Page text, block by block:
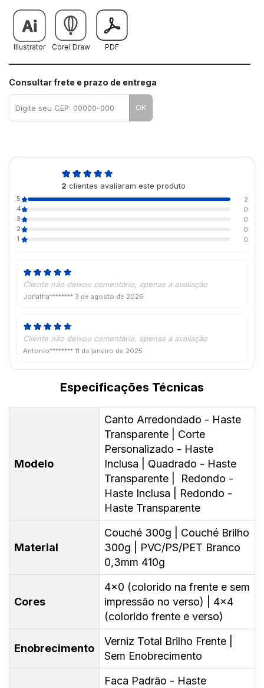
Illustrator Corel Draw PDF
Consultar frete e prazo de entrega
OK
2 clientes avaliaram este produto
5
2
4
0
3
0
2
0
1
0
Cliente não deixou comentário, apenas a avaliação
Jonatha******** 3 de agosto de 2026
Cliente não deixou comentário, apenas a avaliação
Antonio******** 11 de janeiro de 2025
Especificações Técnicas
Modelo
Canto Arredondado - Haste
Transparente | Corte
Personalizado - Haste
Inclusa | Quadrado - Haste
Transparente | Redondo -
Haste Inclusa | Redondo -
Haste Transparente
Material
Couché 300g | Couché Brilho
300g | PVC/PS/PET Branco
0,3mm 410g
Cores
4x0 (colorido na frente e sem
impressão no verso) | 4x4
(colorido frente e verso)
Enobrecimento
Verniz Total Brilho Frente |
Sem Enobrecimento
Faca Padrão - Haste